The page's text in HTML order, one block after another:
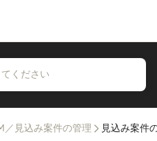
／見込み案件の管理 見込み案件